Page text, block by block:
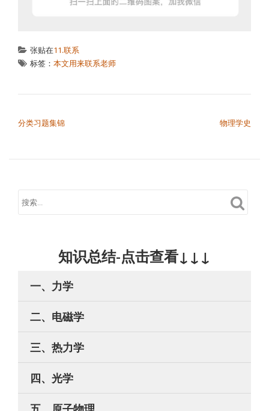
张贴在11.联系
标签： 本文用来联系老师
分类习题集锦 物理学史
知识总结-点击查看↓↓↓
一、力学
二、电磁学
三、热力学
四、光学